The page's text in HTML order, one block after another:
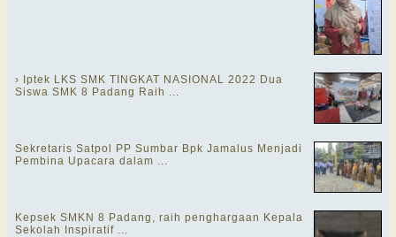
› Iptek LKS SMK TINGKAT NASIONAL 2022 Dua
Siswa SMK 8 Padang Raih ...
Sekretaris Satpol PP Sumbar Bpk Jamalus Menjadi
Pembina Upacara dalam ...
Kepsek SMKN 8 Padang, raih penghargaan Kepala
Sekolah Inspiratif ...